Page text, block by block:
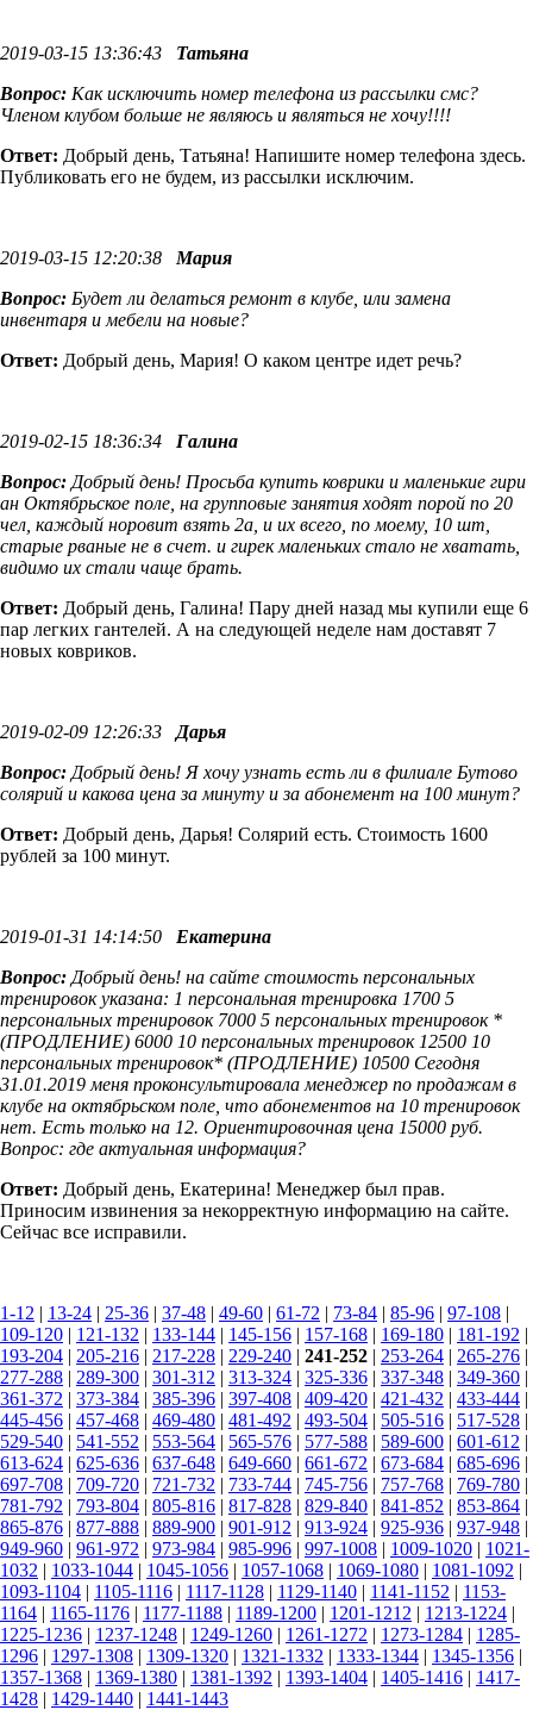
2019-03-15 13:36:43 Татьяна
Вопрос: Как исключить номер телефона из рассылки смс?
Членом клубом больше не являюсь и являться не хочу!!!!
Ответ: Добрый день, Татьяна! Напишите номер телефона здесь.
Публиковать его не будем, из рассылки исключим.
2019-03-15 12:20:38 Мария
Вопрос: Будет ли делаться ремонт в клубе, или замена
инвентаря и мебели на новые?
Ответ: Добрый день, Мария! О каком центре идет речь?
2019-02-15 18:36:34 Галина
Вопрос: Добрый день! Просьба купить коврики и маленькие гири
ан Октябрьское поле, на групповые занятия ходят порой по 20
чел, каждый норовит взять 2а, и их всего, по моему, 10 шт,
старые рваные не в счет. и гирек маленьких стало не хватать,
видимо их стали чаще брать.
Ответ: Добрый день, Галина! Пару дней назад мы купили еще 6
пар легких гантелей. А на следующей неделе нам доставят 7
новых ковриков.
2019-02-09 12:26:33 Дарья
Вопрос: Добрый день! Я хочу узнать есть ли в филиале Бутово
солярий и какова цена за минуту и за абонемент на 100 минут?
Ответ: Добрый день, Дарья! Солярий есть. Стоимость 1600
рублей за 100 минут.
2019-01-31 14:14:50 Екатерина
Вопрос: Добрый день! на сайте стоимость персональных
тренировок указана: 1 персональная тренировка 1700 5
персональных тренировок 7000 5 персональных тренировок *
(ПРОДЛЕНИЕ) 6000 10 персональных тренировок 12500 10
персональных тренировок* (ПРОДЛЕНИЕ) 10500 Сегодня
31.01.2019 меня проконсультировала менеджер по продажам в
клубе на октябрьском поле, что абонементов на 10 тренировок
нет. Есть только на 12. Ориентировочная цена 15000 руб.
Вопрос: где актуальная информация?
Ответ: Добрый день, Екатерина! Менеджер был прав.
Приносим извинения за некорректную информацию на сайте.
Сейчас все исправили.
1-12 | 13-24 | 25-36 | 37-48 | 49-60 | 61-72 | 73-84 | 85-96 | 97-108 |
109-120 | 121-132 | 133-144 | 145-156 | 157-168 | 169-180 | 181-192 |
193-204 | 205-216 | 217-228 | 229-240 | 241-252 | 253-264 | 265-276 |
277-288 | 289-300 | 301-312 | 313-324 | 325-336 | 337-348 | 349-360 |
361-372 | 373-384 | 385-396 | 397-408 | 409-420 | 421-432 | 433-444 |
445-456 | 457-468 | 469-480 | 481-492 | 493-504 | 505-516 | 517-528 |
529-540 | 541-552 | 553-564 | 565-576 | 577-588 | 589-600 | 601-612 |
613-624 | 625-636 | 637-648 | 649-660 | 661-672 | 673-684 | 685-696 |
697-708 | 709-720 | 721-732 | 733-744 | 745-756 | 757-768 | 769-780 |
781-792 | 793-804 | 805-816 | 817-828 | 829-840 | 841-852 | 853-864 |
865-876 | 877-888 | 889-900 | 901-912 | 913-924 | 925-936 | 937-948 |
949-960 | 961-972 | 973-984 | 985-996 | 997-1008 | 1009-1020 | 1021-
1032 | 1033-1044 | 1045-1056 | 1057-1068 | 1069-1080 | 1081-1092 |
1093-1104 | 1105-1116 | 1117-1128 | 1129-1140 | 1141-1152 | 1153-
1164 | 1165-1176 | 1177-1188 | 1189-1200 | 1201-1212 | 1213-1224 |
1225-1236 | 1237-1248 | 1249-1260 | 1261-1272 | 1273-1284 | 1285-
1296 | 1297-1308 | 1309-1320 | 1321-1332 | 1333-1344 | 1345-1356 |
1357-1368 | 1369-1380 | 1381-1392 | 1393-1404 | 1405-1416 | 1417-
1428 | 1429-1440 | 1441-1443